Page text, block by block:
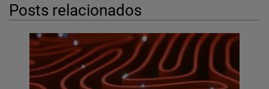
Posts relacionados